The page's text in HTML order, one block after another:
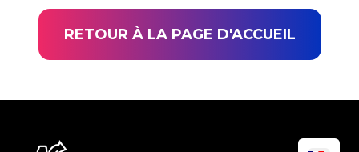
RETOUR À LA PAGE D'ACCUEIL